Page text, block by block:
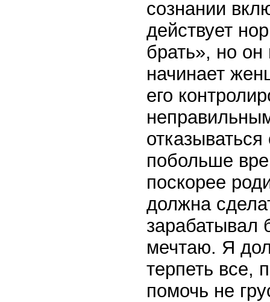
сознании
действует
брать», но
начинает
его
побольше
поскорее
должна
зарабатывал
мечтаю. Я
терпеть все,
помочь не